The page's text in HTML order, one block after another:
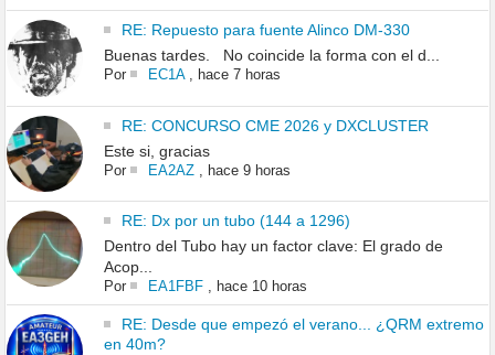
RE: Repuesto para fuente Alinco DM-330
Buenas tardes. No coincide la forma con el d...
Por EC1A, hace 7 horas
RE: CONCURSO CME 2026 y DXCLUSTER
Este si, gracias
Por EA2AZ, hace 9 horas
RE: Dx por un tubo (144 a 1296)
Dentro del Tubo hay un factor clave: El grado de
Acop...
Por EA1FBF, hace 10 horas
RE: Desde que empezó el verano... ¿QRM extremo
en 40m?